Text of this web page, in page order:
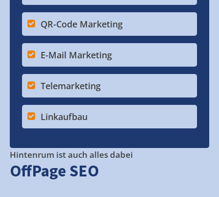
QR-Code Marketing
E-Mail Marketing
Telemarketing
Linkaufbau
Hintenrum ist auch alles dabei
OffPage SEO